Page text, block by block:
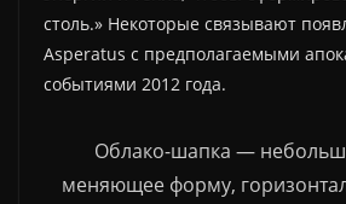
столь.» Некоторые связывают
Asperatus с предполагаемыми
событиями 2012 года.
Облако-шапка —
меняющее форму,